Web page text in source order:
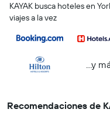
KAYAK busca hoteles en
viajes a la vez
...y
Recomendaciones de